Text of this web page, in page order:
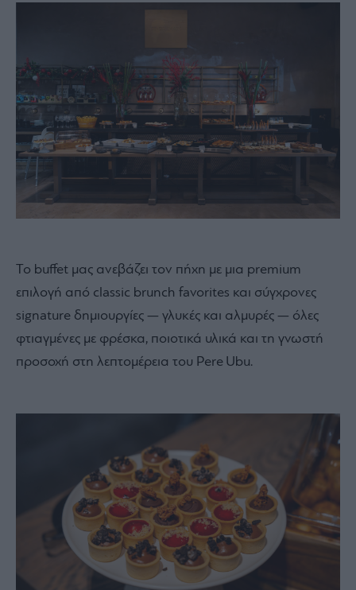
Το buffet μας ανεβάζει τον πήχη με μια premium
επιλογή από classic brunch favorites και σύγχρονες
signature δημιουργίες — γλυκές και αλμυρές — όλες
φτιαγμένες με φρέσκα, ποιοτικά υλικά και τη γνωστή
προσοχή στη λεπτομέρεια του Pere Ubu.